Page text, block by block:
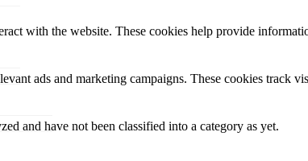
with the website. These cookies help provide
ads and marketing campaigns. These cookies track
and have not been classified into a category as yet.